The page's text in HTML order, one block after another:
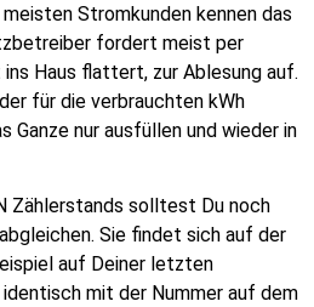
Stromkunden kennen das
fordert meist per
Haus flattert, zur Ablesung auf.
für die verbrauchten kWh
Ganze nur ausfüllen und wieder in
Zählerstands solltest Du noch
Sie findet sich auf der
auf Deiner letzten
mit der Nummer auf dem